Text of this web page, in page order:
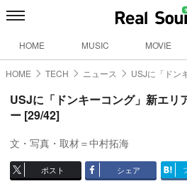
HOME MUSIC MOVIE
HOME TECH ニュース USJに「ドン
USJに「ドンキーコング」新エ
ー [29/42]
文・写真・取材＝中村拓海
ポスト シェア